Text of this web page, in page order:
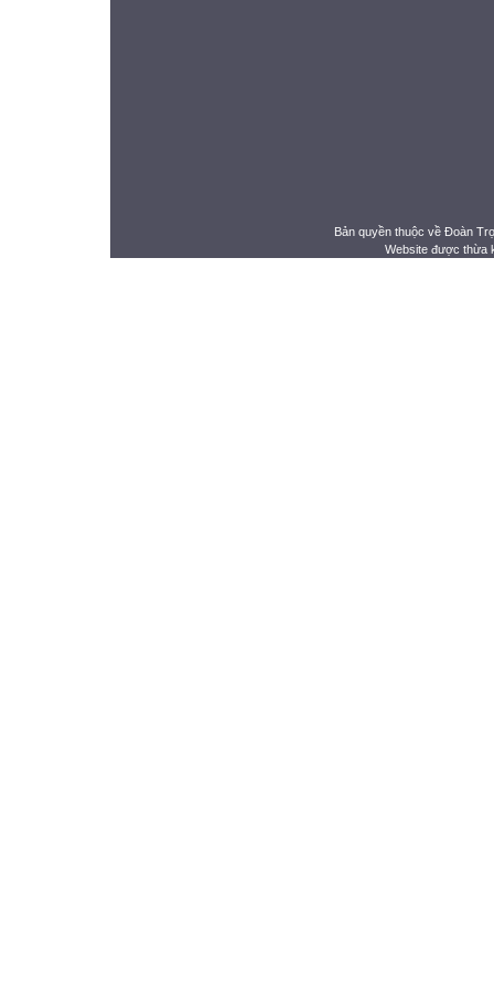
Bản quyền thuộc về Đoàn
Website được thừa